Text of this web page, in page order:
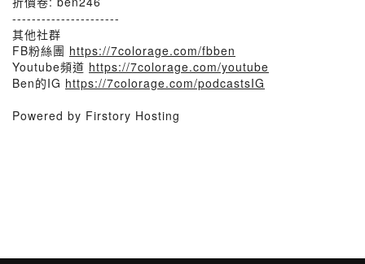
----------------------
其他社群
FB粉絲團 https://7colorage.com/fbben
Youtube頻道 https://7colorage.com/youtube
Ben的IG https://7colorage.com/podcastsIG
Powered by Firstory Hosting